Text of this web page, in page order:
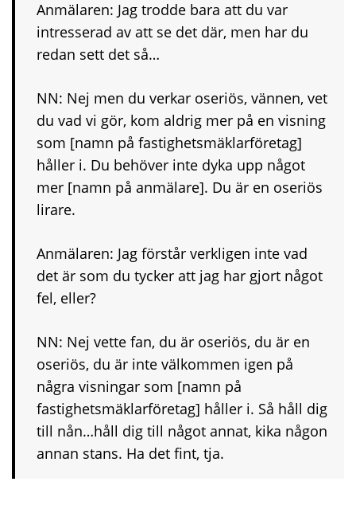
Anmälaren: Jag trodde bara att du var
intresserad av att se det där, men har du
redan sett det så…
NN: Nej men du verkar oseriös, vännen, vet
du vad vi gör, kom aldrig mer på en visning
som [namn på fastighetsmäklarföretag]
håller i. Du behöver inte dyka upp något
mer [namn på anmälare]. Du är en oseriös
lirare.
Anmälaren: Jag förstår verkligen inte vad
det är som du tycker att jag har gjort något
fel, eller?
NN: Nej vette fan, du är oseriös, du är en
oseriös, du är inte välkommen igen på
några visningar som [namn på
fastighetsmäklarföretag] håller i. Så håll dig
till nån…håll dig till något annat, kika någon
annan stans. Ha det fint, tja.